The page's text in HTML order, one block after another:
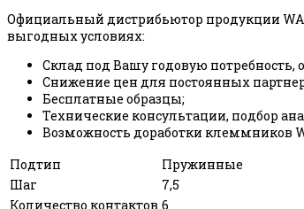
Официальный дистрибьютор продукции
выгодных условиях:
Склад под Вашу годовую потребность,
Снижение цен для постоянных
Бесплатные образцы;
Технические консультации, подбор
Возможность доработки клеммников
Подтип
Пружинные
Шаг
7,5
Количество контактов 6